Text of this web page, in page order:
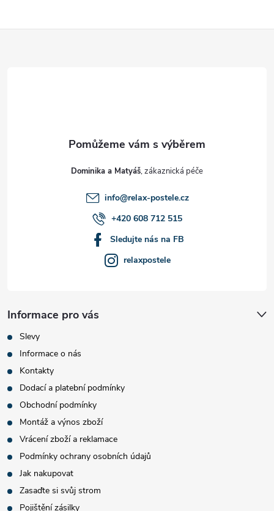
Dominika a Matyáš
info@relax-postele.cz
+420 608 712 515
Sledujte nás na FB
relaxpostele
Informace pro vás
Slevy
Informace o nás
Kontakty
Dodací a platební podmínky
Obchodní podmínky
Montáž a výnos zboží
Vrácení zboží a reklamace
Podmínky ochrany osobních údajů
Jak nakupovat
Zasaďte si svůj strom
Pojištění zásilky